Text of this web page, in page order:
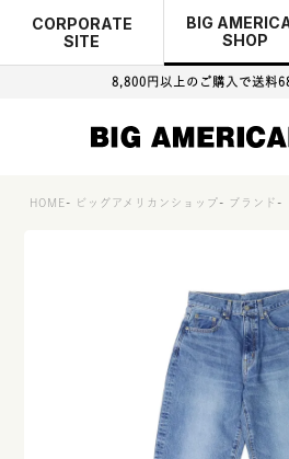
CORPORATE
SITE
BIG
SHOP
8,800円以上のご購入で送料
HOME ビッグアメリカンショップ ブランド